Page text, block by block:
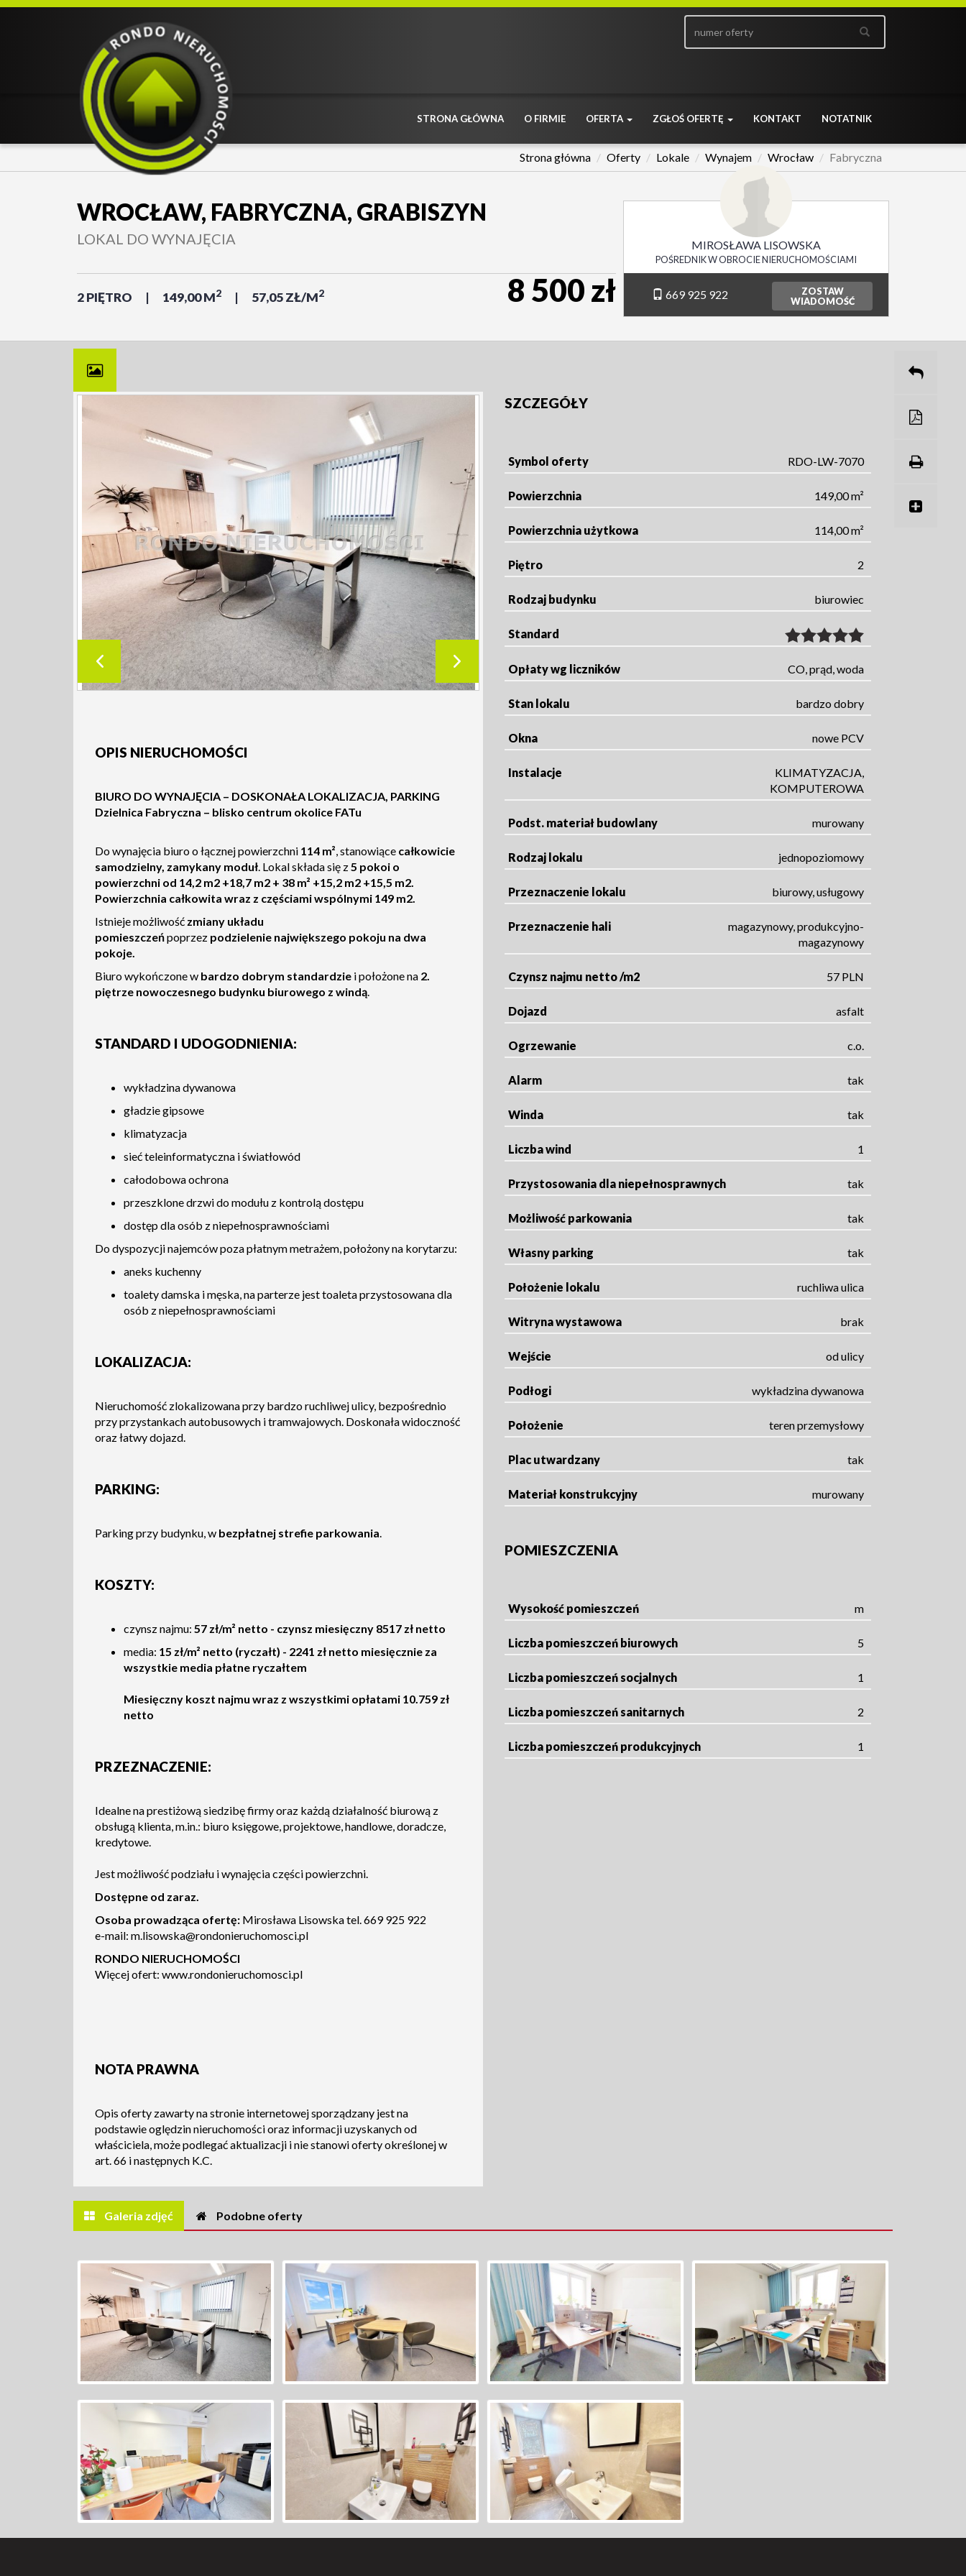
STRONA GŁÓWNA O FIRMIE OFERTA ZGŁOŚ OFERTĘ KONTAKT NOTATNIK
Strona główna Oferty Lokale Wynajem Wrocław Fabryczna
WROCŁAW, FABRYCZNA, GRABISZYN
LOKAL DO WYNAJĘCIA
2 PIĘTRO 149,00 M2 57,05 ZŁ/M2 8 500 zł
MIROSŁAWA LISOWSKA
POŚREDNIK W OBROCIE NIERUCHOMOŚCIAMI
669 925 922
ZOSTAW
WIADOMOŚĆ
OPIS NIERUCHOMOŚCI
BIURO DO WYNAJĘCIA – DOSKONAŁA LOKALIZACJA, PARKING
Dzielnica Fabryczna – blisko centrum okolice FATu
Do wynajęcia biuro o łącznej powierzchni 114 m², stanowiące całkowicie
samodzielny, zamykany moduł. Lokal składa się z5 pokoi o
powierzchni od 14,2 m2 +18,7 m2 + 38 m² +15,2 m2 +15,5 m2.
Powierzchnia całkowita wraz z częściami wspólnymi 149 m2.
Istnieje możliwość zmiany układu
pomieszczeńpoprzez podzielenie największego pokoju na dwa
pokoje.
Biuro wykończone w bardzo dobrym standardzie i położone na 2.
piętrze nowoczesnego budynku biurowego z windą.
STANDARD I UDOGODNIENIA:
wykładzina dywanowa
gładzie gipsowe
klimatyzacja
sieć teleinformatyczna i światłowód
całodobowa ochrona
przeszklone drzwi do modułu z kontrolą dostępu
dostęp dla osób z niepełnosprawnościami
Do dyspozycji najemców poza płatnym metrażem, położony na korytarzu:
aneks kuchenny
toalety damska i męska, na parterze jest toaleta przystosowana dla
osób z niepełnosprawnościami
LOKALIZACJA:
Nieruchomość zlokalizowana przy bardzo ruchliwej ulicy, bezpośrednio
przy przystankach autobusowych i tramwajowych. Doskonała widoczność
oraz łatwy dojazd.
PARKING:
Parking przy budynku, w bezpłatnej strefie parkowania.
KOSZTY:
czynsz najmu: 57 zł/m² netto - czynsz miesięczny 8517 zł netto
media: 15 zł/m² netto (ryczałt) - 2241 zł netto miesięcznie za
wszystkie media płatne ryczałtem
Miesięczny koszt najmu wraz z wszystkimi opłatami 10.759 zł
netto
PRZEZNACZENIE:
Idealne na prestiżową siedzibę firmy oraz każdą działalność biurową z
obsługą klienta, m.in.: biuro księgowe, projektowe, handlowe, doradcze,
kredytowe.
Jest możliwość podziału i wynajęcia części powierzchni.
Dostępne od zaraz.
Osoba prowadząca ofertę: Mirosława Lisowska tel. 669 925 922
e-mail: m.lisowska@rondonieruchomosci.pl
RONDO NIERUCHOMOŚCI
Więcej ofert: www.rondonieruchomosci.pl
NOTA PRAWNA
Opis oferty zawarty na stronie internetowej sporządzany jest na
podstawie oględzin nieruchomości oraz informacji uzyskanych od
właściciela, może podlegać aktualizacji i nie stanowi oferty określonej w
art. 66 i następnych K.C.
SZCZEGÓŁY
Symbol oferty RDO-LW-7070
Powierzchnia 149,00 m²
Powierzchnia użytkowa 114,00 m²
Piętro 2
Rodzaj budynku biurowiec
Standard
Opłaty wg liczników CO, prąd, woda
Stan lokalu bardzo dobry
Okna nowe PCV
Instalacje
KLIMATYZACJA,
KOMPUTEROWA
Podst. materiał budowlany murowany
Rodzaj lokalu jednopoziomowy
Przeznaczenie lokalu biurowy, usługowy
Przeznaczenie hali
magazynowy, produkcyjno-
magazynowy
Czynsz najmu netto /m2 57 PLN
Dojazd asfalt
Ogrzewanie c.o.
Alarm tak
Winda tak
Liczba wind 1
Przystosowania dla niepełnosprawnych tak
Możliwość parkowania tak
Własny parking tak
Położenie lokalu ruchliwa ulica
Witryna wystawowa brak
Wejście od ulicy
Podłogi wykładzina dywanowa
Położenie teren przemysłowy
Plac utwardzany tak
Materiał konstrukcyjny murowany
POMIESZCZENIA
Wysokość pomieszczeń m
Liczba pomieszczeń biurowych 5
Liczba pomieszczeń socjalnych 1
Liczba pomieszczeń sanitarnych 2
Liczba pomieszczeń produkcyjnych 1
Galeria zdjęć Podobne oferty